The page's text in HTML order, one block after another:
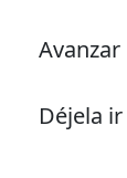
Avanzar
Déjela ir